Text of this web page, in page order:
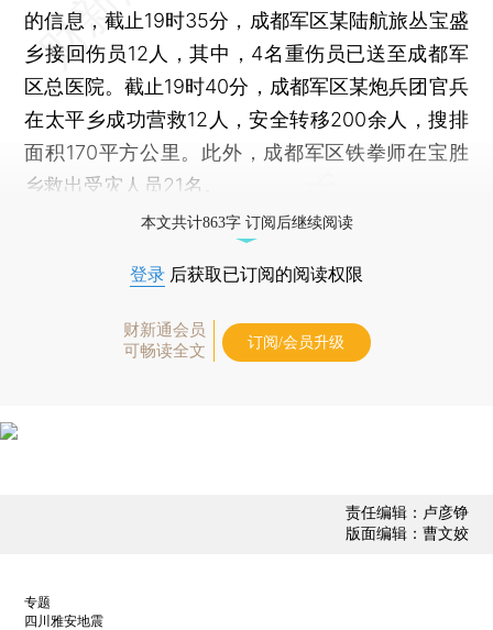
的信息，截止19时35分，成都军区某陆航旅丛宝盛
乡接回伤员12人，其中，4名重伤员已送至成都军
区总医院。截止19时40分，成都军区某炮兵团官兵
在太平乡成功营救12人，安全转移200余人，搜排
面积170平方公里。此外，成都军区铁拳师在宝胜
乡救出受灾人员21名。
本文共计863字 订阅后继续阅读
登录 后获取已订阅的阅读权限
财新通会员
可畅读全文
订阅/会员升级
责任编辑：卢彦铮
版面编辑：曹文姣
专题
四川雅安地震